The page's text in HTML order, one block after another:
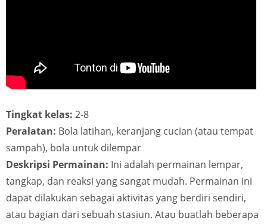
Tingkat kelas: 2-8
Peralatan: Bola latihan, keranjang cucian (atau tempat
sampah), bola untuk dilempar
Deskripsi Permainan: Ini adalah permainan lempar,
tangkap, dan reaksi yang sangat mudah. Permainan ini
dapat dilakukan sebagai aktivitas yang berdiri sendiri,
atau bagian dari sebuah stasiun. Atau buatlah beberapa